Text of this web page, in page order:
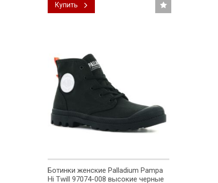
Купить
Ботинки женские Palladium Pampa
Hi Twill 97074-008 высокие черные